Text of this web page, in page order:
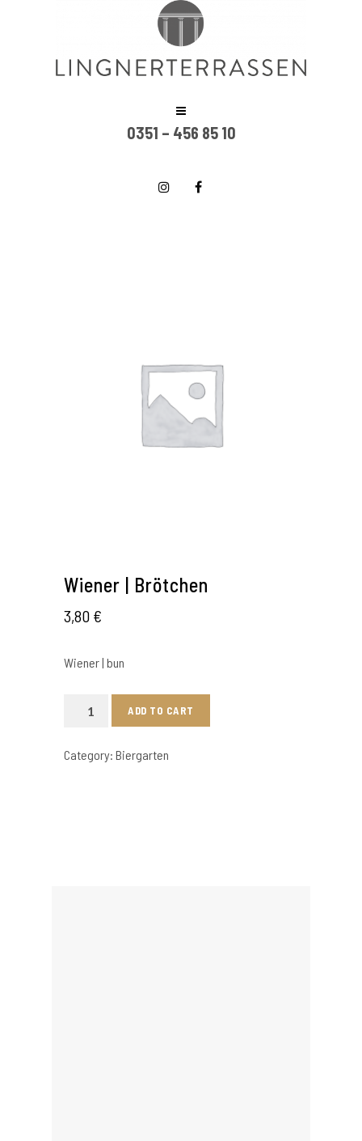
0351 – 456 85 10
Wiener | Brötchen
3,80 €
Wiener | bun
Wiener
Brötchen
ADD TO CART
Category: Biergarten